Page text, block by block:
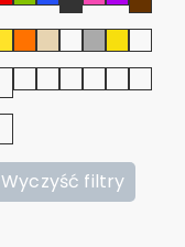
Wyczyść filtry